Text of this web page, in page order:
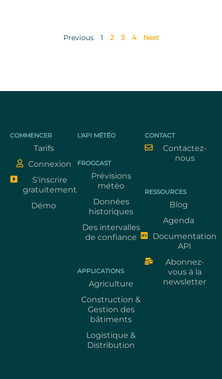
Previous 1 2 3 4 Next
COMMENCER
Tarifs
Connexion
S'inscrire
gratuitement
Démo
L'API MÉTÉO
FROGCAST
Prévisions
météo
Données
historiques
Des intervalles
de confiance
APPLICATIONS
Agriculture
Construction &
Gestion des
bâtiments
Logistique &
Distribution
CONTACT
Contactez-
nous
RESSOURCES
Blog
Agenda
Documentation
API
Abonnez-
vous à la
newsletter